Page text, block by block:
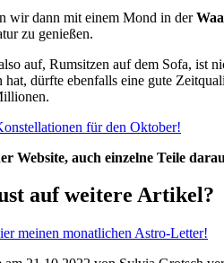
wir dann mit einem Mond in der
zu genießen.
auf, Rumsitzen auf dem Sofa, ist
dürfte ebenfalls eine gute
für den Oktober!
Website, auch einzelne Teile
auf weitere Artikel?
meinen monatlichen Astro-Letter!